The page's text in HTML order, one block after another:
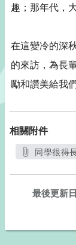
趣；那年代，
在這變冷的深
的來訪，為長
勵和讚美給我
相關附件
同學很得
最後更新